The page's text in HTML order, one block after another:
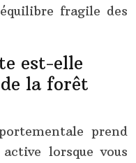
fragile des
est-elle
la forêt
prend
lorsque vous